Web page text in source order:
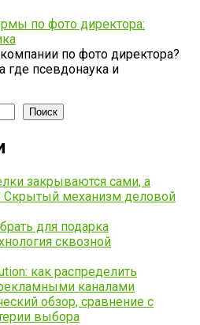
по фото директора:
по фото директора?
где псевдонаука и
Поиск
закрываются сами, а
Скрытый механизм деловой
для подарка
сквозной
как распределить
каналами
обзор, сравнение с
выбора